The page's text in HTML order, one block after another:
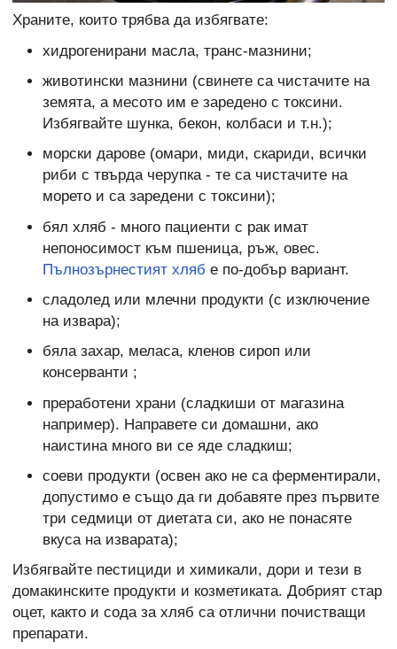
Храните, които трябва да избягвате:
хидрогенирани масла, транс-мазнини;
животински мазнини (свинете са чистачите на
земята, а месото им е заредено с токсини.
Избягвайте шунка, бекон, колбаси и т.н.);
морски дарове (омари, миди, скариди, всички
риби с твърда черупка - те са чистачите на
морето и са заредени с токсини);
бял хляб - много пациенти с рак имат
непоносимост към пшеница, ръж, овес.
Пълнозърнестият хляб е по-добър вариант.
сладолед или млечни продукти (с изключение
на извара);
бяла захар, меласа, кленов сироп или
консерванти ;
преработени храни (сладкиши от магазина
например). Направете си домашни, ако
наистина много ви се яде сладкиш;
соеви продукти (освен ако не са ферментирали,
допустимо е също да ги добавяте през първите
три седмици от диетата си, ако не понасяте
вкуса на изварата);
Избягвайте пестициди и химикали, дори и тези в
домакинските продукти и козметиката. Добрият стар
оцет, както и сода за хляб са отлични почистващи
препарати.